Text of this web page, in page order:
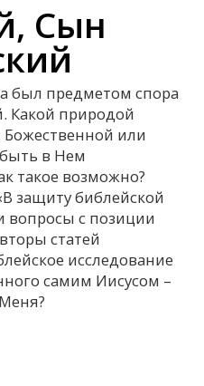
Сын
был предметом спора
Какой природой
или
в Нем
такое возможно?
защиту библейской
вопросы с позиции
статей
исследование
самим Иисусом –